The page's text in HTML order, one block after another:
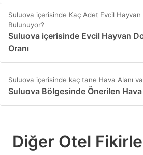
Suluova içerisinde Kaç Adet Evcil Hayvan
Bulunuyor?
Suluova içerisinde Evcil Hayvan
Oranı
Suluova içerisinde kaç tane Hava Alanı
Suluova Bölgesinde Önerilen Hava
Diğer Otel